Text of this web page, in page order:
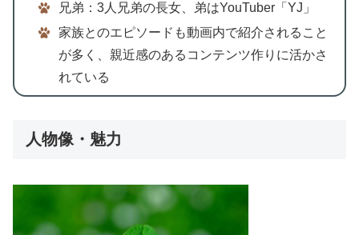
兄弟：3人兄弟の長女、弟はYouTuber「YJ」
家族とのエピソードも動画内で紹介されること
が多く、親近感のあるコンテンツ作りに活かさ
れている
人物像・魅力